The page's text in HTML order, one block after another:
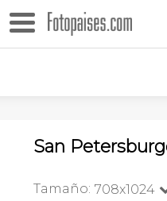
San
Tamaño: 708x1024